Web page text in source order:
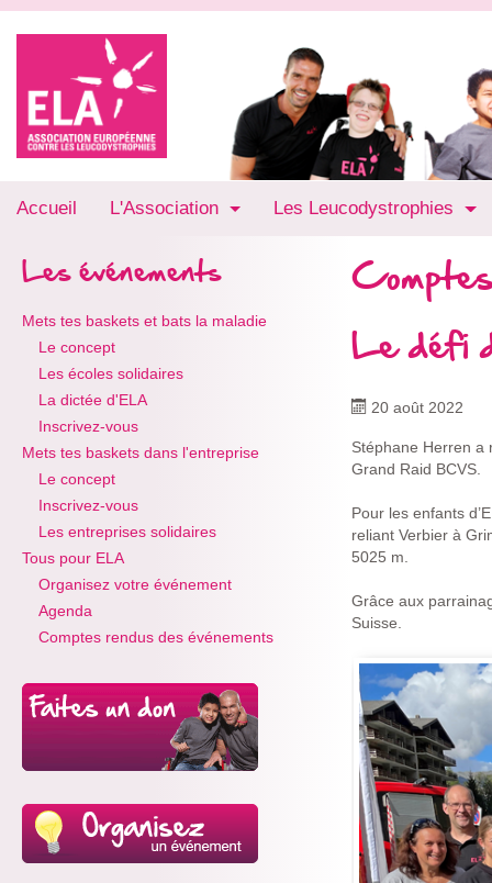
Accueil L'Association Les Leucodystrophies
Les événements
Mets tes baskets et bats la maladie
Le concept
Les écoles solidaires
La dictée d'ELA
Inscrivez-vous
Mets tes baskets dans l'entreprise
Le concept
Inscrivez-vous
Les entreprises solidaires
Tous pour ELA
Organisez votre événement
Agenda
Comptes rendus des événements
Le défi
20 août 2022
Stéphane Herren a
Grand Raid BCVS.
Pour les enfants
reliant Verbier à
5025 m.
Grâce aux
Suisse.